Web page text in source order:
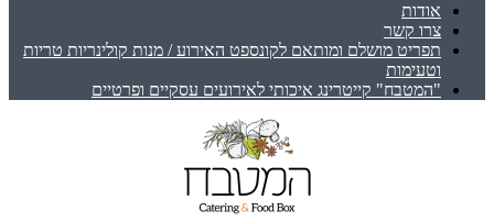
אודות
צרו קשר
תפריט מושלם ומותאם לקונספט האירוע / מנות קולינריות טריות
וטעימות
"המטבח" קייטרינג איכותי לאירועים עסקיים ופרטיים